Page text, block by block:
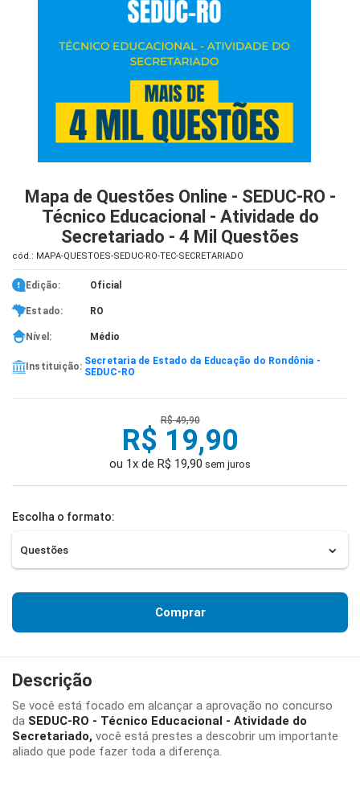
Mapa de Questões Online - SEDUC-RO -
Técnico Educacional - Atividade do
Secretariado - 4 Mil Questões
cód.: MAPA-QUESTOES-SEDUC-RO-TEC-SECRETARIADO
Edição: Oficial
Estado: RO
Nível: Médio
Instituição: Secretaria de Estado da Educação do Rondônia -
SEDUC-RO
R$ 49,90
R$ 19,90
ou 1x de R$ 19,90 sem juros
Escolha o formato:
Comprar
Descrição
Se você está focado em alcançar a aprovação no concurso
da SEDUC-RO - Técnico Educacional - Atividade do
Secretariado, você está prestes a descobrir um importante
aliado que pode fazer toda a diferença.